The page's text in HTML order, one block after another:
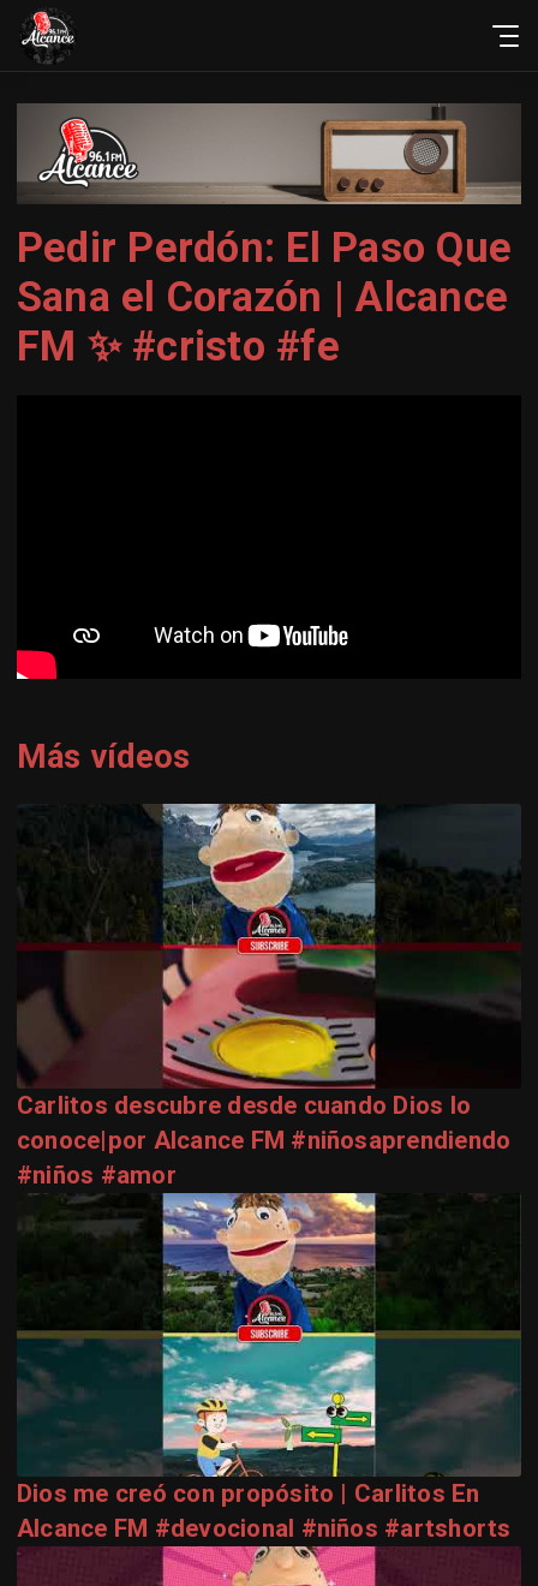
Pedir Perdón: El Paso Que
Sana el Corazón | Alcance
FM ️✨ #cristo #fe
Más vídeos
Carlitos descubre desde cuando Dios lo
conoce|por Alcance FM #niñosaprendiendo
#niños #amor
Dios me creó con propósito | Carlitos En
Alcance FM #devocional #niños #artshorts